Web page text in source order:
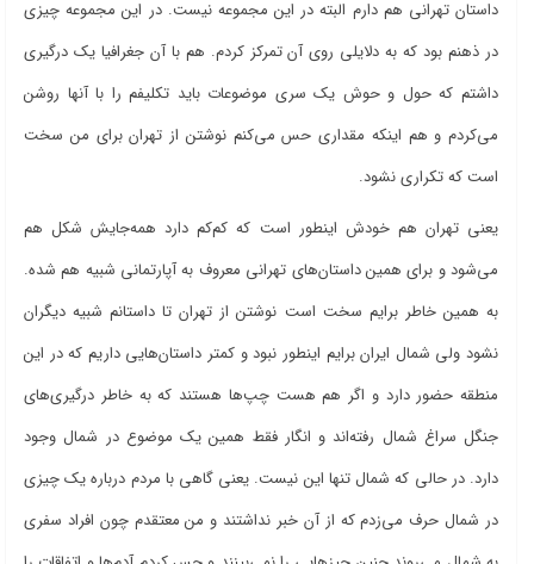
داستان تهرانی هم دارم البته در این مجموعه نیست. در این مجموعه چیزی
در ذهنم بود که به دلایلی روی آن تمرکز کردم. هم با آن جغرافیا یک درگیری
داشتم که حول و حوش یک سری موضوعات باید تکلیفم را با آنها روشن
می‌کردم و هم اینکه مقداری حس می‌کنم نوشتن از تهران برای من سخت
است که تکراری نشود.
یعنی تهران هم خودش اینطور است که کم‌کم دارد همه‌جایش شکل هم
می‌شود و برای همین داستان‌های تهرانی معروف به آپارتمانی شبیه هم شده.
به همین خاطر برایم سخت است نوشتن از تهران تا داستانم شبیه دیگران
نشود ولی شمال ایران برایم اینطور نبود و کمتر داستان‌هایی داریم که در این
منطقه حضور دارد و اگر هم هست چپ‌ها هستند که به خاطر درگیری‌های
جنگل سراغ شمال رفته‌اند و انگار فقط همین یک موضوع در شمال وجود
دارد. در حالی که شمال تنها این نیست. یعنی گاهی با مردم درباره یک چیزی
در شمال حرف می‌زدم که از آن خبر نداشتند و من معتقدم چون افراد سفری